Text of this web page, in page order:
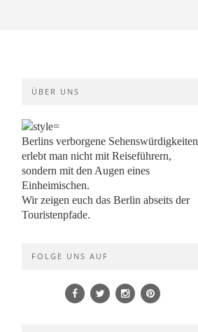
ÜBER UNS
Berlins verborgene Sehenswürdigkeiten
erlebt man nicht mit Reiseführern,
sondern mit den Augen eines
Einheimischen.
Wir zeigen euch das Berlin abseits der
Touristenpfade.
FOLGE UNS AUF